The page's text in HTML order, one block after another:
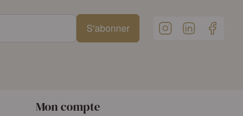
S'abonner
Mon compte